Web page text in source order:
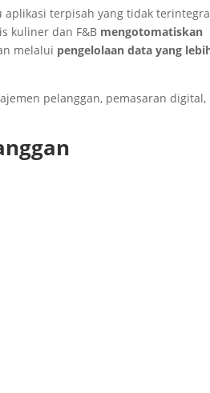
terpisah yang tidak
kuliner dan F&B mengotomatiskan
melalui pengelolaan data yang
pelanggan, pemasaran digital,